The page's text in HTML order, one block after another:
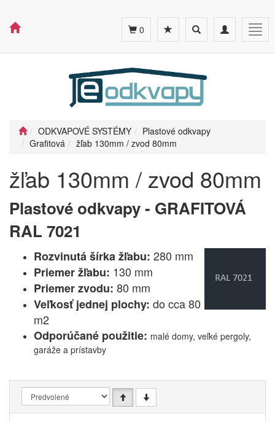
Toggle
navigation
Toggle
search
0
ODKVAPOVÉ SYSTÉMY
Plastové odkvapy
Grafitová
žľab 130mm / zvod 80mm
žľab 130mm / zvod 80mm
Plastové odkvapy - GRAFITOVÁ
RAL 7021
Rozvinutá šírka žľabu: 280 mm
Priemer žľabu: 130 mm
Priemer zvodu: 80 mm
Veľkosť jednej plochy: do cca 80
m2
Odporúčané použitie: malé domy, veľké pergoly,
garáže a prístavby